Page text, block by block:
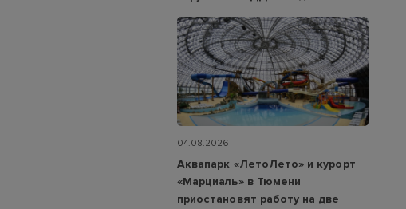
04.08.2026
Аквапарк «ЛетоЛето» и курорт
«Марциаль» в Тюмени
приостановят работу на две